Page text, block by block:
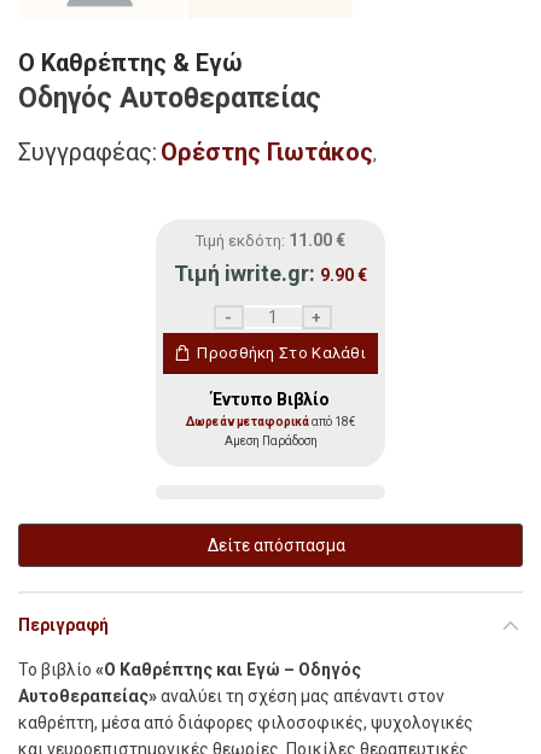
Ο Καθρέπτης & Εγώ
Οδηγός Αυτοθεραπείας
Συγγραφέας: Ορέστης Γιωτάκος,
Τιμή εκδότη: 11.00 €
Τιμή iwrite.gr: 9.90€
Προσθήκη Στο Καλάθι
Έντυπο Βιβλίο
Δωρεάν μεταφορικάαπό 18€
Αμεση Παράδοση
Δείτε απόσπασμα
Περιγραφή
Το βιβλίο «Ο Καθρέπτης και Εγώ – Οδηγός
Αυτοθεραπείας»αναλύει τη σχέση µας απέναντι στον
καθρέπτη, µέσα από διάφορες φιλοσοφικές, ψυχολογικές
και νευροεπιστηµονικές θεωρίες. Ποικίλες θεραπευτικές